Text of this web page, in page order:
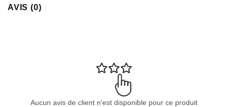
AVIS (0)
Aucun avis de client n'est disponible pour ce produit
Appliquer les filtres